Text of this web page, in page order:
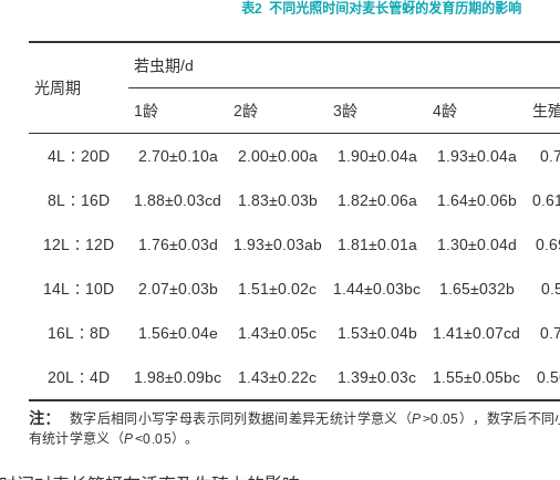
表2 不同光照时间对麦长管蚜的发育历期的影响
光周期
若虫期/d
1龄 2龄 3龄 4龄 生
4L∶20D 2.70±0.10a 2.00±0.00a 1.90±0.04a 1.93±0.04a
8L∶16D 1.88±0.03cd 1.83±0.03b 1.82±0.06a 1.64±0.06b
12L∶12D 1.76±0.03d 1.93±0.03ab 1.81±0.01a 1.30±0.04d
14L∶10D 2.07±0.03b 1.51±0.02c 1.44±0.03bc 1.65±032b
16L∶8D 1.56±0.04e 1.43±0.05c 1.53±0.04b 1.41±0.07cd
20L∶4D 1.98±0.09bc 1.43±0.22c 1.39±0.03c 1.55±0.05bc
注： 数字后相同小写字母表示同列数据间差异无统计学意义（P>0.05），数字后不同
有统计学意义（P<0.05）。